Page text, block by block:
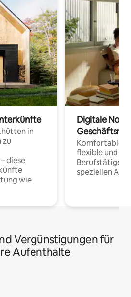
in
zu
diese
wie
Digitale
Komfortable
flexible und
Berufstätige
speziellen
Vergünstigungen für
Aufenthalte